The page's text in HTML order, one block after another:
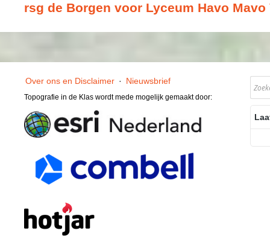
rsg de Borgen voor Lyceum Havo
Over ons en Disclaimer · Nieuwsbrief
Topografie in de Klas wordt mede mogelijk gemaakt door: